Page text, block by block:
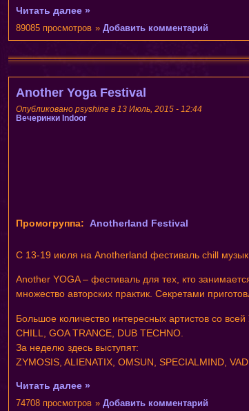
Читать далее »
»Добавить комментарий
89085 просмотров
Another Yoga Festival
Опубликовано psyshine в 13 Июль, 2015 - 12:44
Вечеринки Indoor
Промогруппа: Anotherland Festival
С 13-19 июля на Anotherland фестиваль chill
Another YOGA – фестиваль для тех, кто
множество авторских практик. Секретами
Большое количество интересных артистов со
CHILL, GOA TRANCE, DUB TECHNO.
За неделю здесь выступят:
ZYMOSIS, ALIENATIX, OMSUN, SPECIALMIND,
Читать далее »
»Добавить комментарий
74708 просмотров